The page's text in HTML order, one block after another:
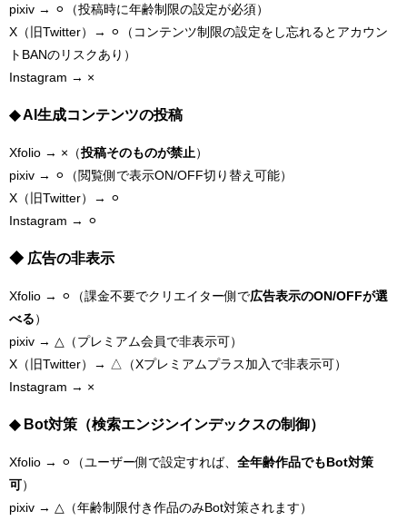
pixiv → ⚪︎（投稿時に年齢制限の設定が必須）
X（旧Twitter）→ ⚪︎（コンテンツ制限の設定をし忘れるとアカウン
トBANのリスクあり）
Instagram → ×
◆ AI生成コンテンツの投稿
Xfolio → ×（投稿そのものが禁止）
pixiv → ⚪︎（閲覧側で表示ON/OFF切り替え可能）
X（旧Twitter）→ ⚪︎
Instagram → ⚪︎
◆ 広告の非表示
Xfolio → ⚪︎（課金不要でクリエイター側で広告表示のON/OFFが選
べる）
pixiv → △（プレミアム会員で非表示可）
X（旧Twitter）→ △（Xプレミアムプラス加入で非表示可）
Instagram → ×
◆ Bot対策（検索エンジンインデックスの制御）
Xfolio → ⚪︎（ユーザー側で設定すれば、 全年齢作品でもBot対策
可）
pixiv → △（年齢制限付き作品のみBot対策されます）